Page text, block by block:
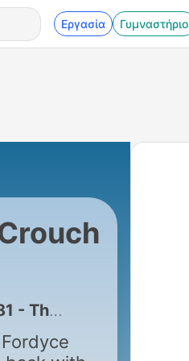
Εργασία Γυμναστήριο
SHYSTERS Awards Ceremony